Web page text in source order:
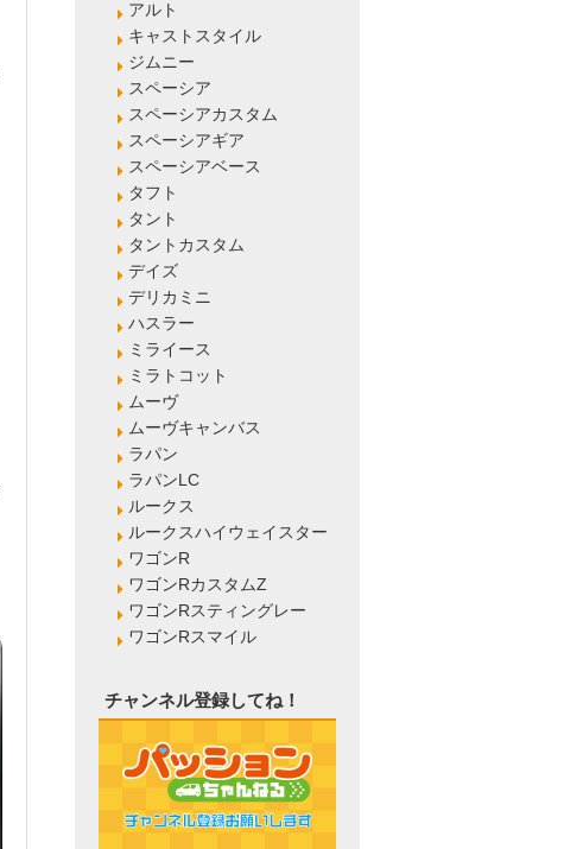
アルト
キャストスタイル
ジムニー
スペーシア
スペーシアカスタム
スペーシアギア
スペーシアベース
タフト
タント
タントカスタム
デイズ
デリカミニ
ハスラー
ミライース
ミラトコット
ムーヴ
ムーヴキャンバス
ラパン
ラパンLC
ルークス
ルークスハイウェイスター
ワゴンR
ワゴンRカスタムZ
ワゴンRスティングレー
ワゴンRスマイル
チャンネル登録してね！